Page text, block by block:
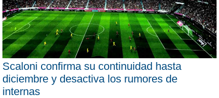
Scaloni confirma su continuidad hasta
diciembre y desactiva los rumores de
internas